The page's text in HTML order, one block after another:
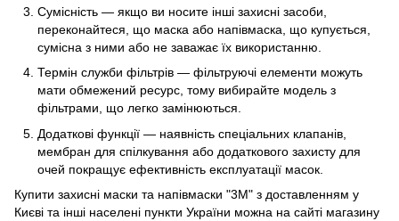
Сумісність — якщо ви носите інші захисні засоби,
переконайтеся, що маска або напівмаска, що купується,
сумісна з ними або не заважає їх використанню.
Термін служби фільтрів — фільтруючі елементи можуть
мати обмежений ресурс, тому вибирайте модель з
фільтрами, що легко замінюються.
Додаткові функції — наявність спеціальних клапанів,
мембран для спілкування або додаткового захисту для
очей покращує ефективність експлуатації масок.
Купити захисні маски та напівмаски "3М" з доставленням у
Києві та інші населені пункти України можна на сайті магазину